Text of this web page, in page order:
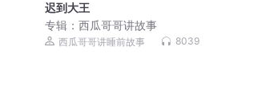
迟到大王
专辑：西瓜哥哥讲故事
西瓜哥哥讲睡前故事 8039